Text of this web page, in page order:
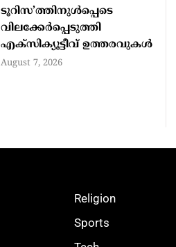
ടൂറിസ’ത്തിനുള്‍പ്പെടെ
വിലക്കേര്‍പ്പെടുത്തി
എക്‌സിക്യൂട്ടീവ് ഉത്തരവുകള്‍
August 7, 2026
Religion
Sports